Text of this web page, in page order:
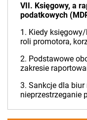
VII. Księgowy, a
podatkowych
1. Kiedy
roli promotora,
2. Podstawowe
zakresie
3. Sankcje dla
nieprzestrzeganie